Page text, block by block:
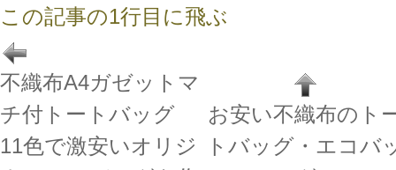
この記事の1行目に飛ぶ
不織布A4ガゼットマ
チ付トートバッグ
11色で激安いオリジ
お安い不織布のト
トバッグ・エコバ